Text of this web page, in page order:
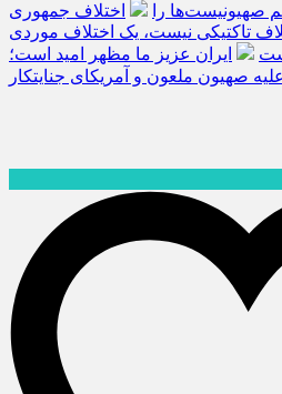
صهیونیست‌ها را
اختلاف جمهوری
تاکتیکی نیست، یک اختلاف موردی
ایران عزیز ما مظهر امید است؛
علیه صهیون ملعون و آمریکای جنایتکار